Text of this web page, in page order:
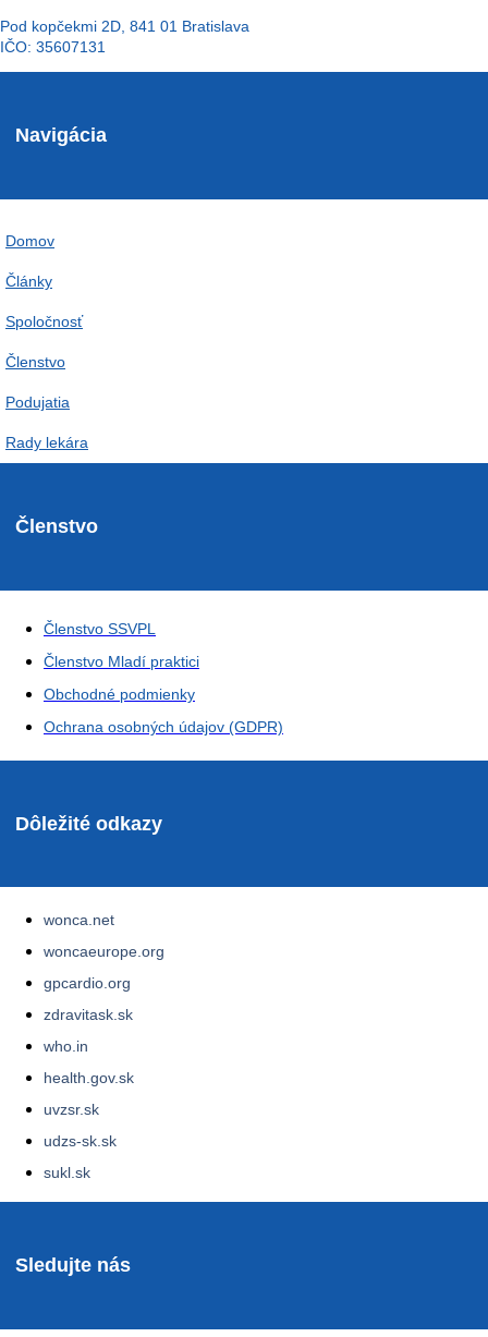
Pod kopčekmi 2D, 841 01 Bratislava
IČO: 35607131
Navigácia
Domov
Články
Spoločnosť
Členstvo
Podujatia
Rady lekára
Členstvo
Členstvo SSVPL
Členstvo Mladí praktici
Obchodné podmienky
Ochrana osobných údajov (GDPR)
Dôležité odkazy
wonca.net
woncaeurope.org
gpcardio.org
zdravitask.sk
who.in
health.gov.sk
uvzsr.sk
udzs-sk.sk
sukl.sk
Sledujte nás